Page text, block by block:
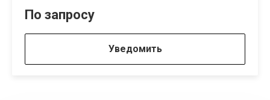
По запросу
Уведомить